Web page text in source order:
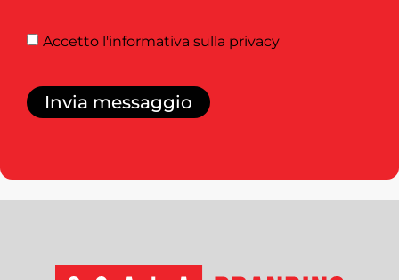
Accetto l'informativa sulla privacy
Invia messaggio